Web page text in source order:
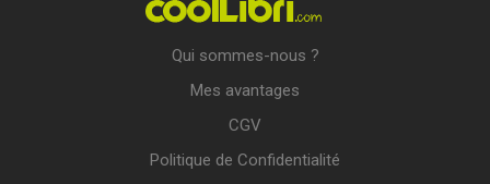
Qui sommes-nous ?
Mes avantages
CGV
Politique de Confidentialité